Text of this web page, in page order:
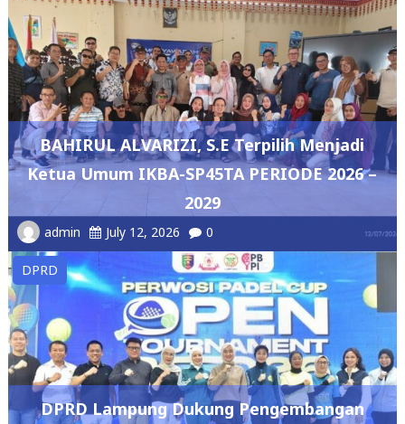
BAHIRUL ALVARIZI, S.E Terpilih Menjadi
Ketua Umum IKBA-SP45TA PERIODE 2026 –
2029
admin July 12, 2026 0
DPRD
DPRD Lampung Dukung Pengembangan